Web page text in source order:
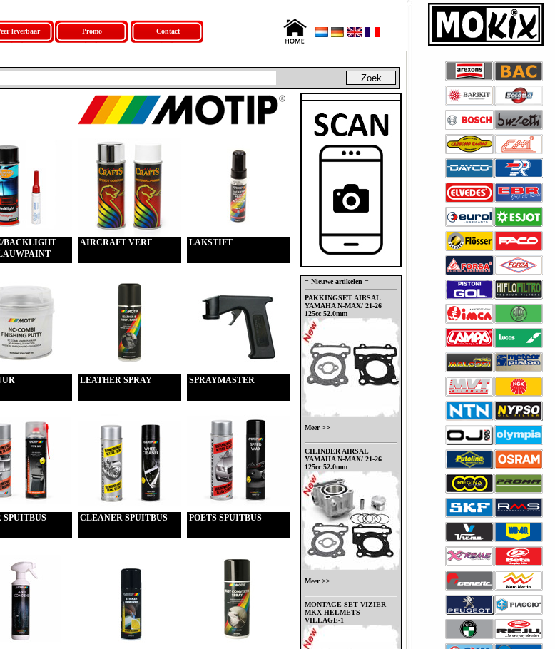
leverbaar Promo Contact
BACKLIGHT
AIRCRAFT VERF LAKSTIFT
LEATHER SPRAY SPRAYMASTER
SPUITBUS CLEANER SPUITBUS POETS SPUITBUS
= Nieuwe artikelen =
PAKKINGSET AIRSAL
YAMAHA N-MAX/ 21-26
125cc 52.0mm
Meer >>
CILINDER AIRSAL
YAMAHA N-MAX/ 21-26
125cc 52.0mm
Meer >>
MONTAGE-SET VIZIER
MKX-HELMETS
VILLAGE-1